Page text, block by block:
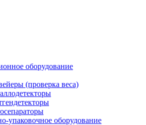
оборудование
(проверка веса)
упаковочное оборудование